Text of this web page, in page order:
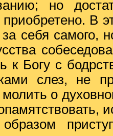
но
приобретено. В
за себя самого,
к Богу с
слез, не
молить о